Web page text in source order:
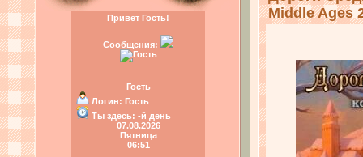
Привет Гость!
Сообщения:
Гость
Логин: Гость
Ты здесь: -й день
07.08.2026
Пятница
06:51
Middle Ages